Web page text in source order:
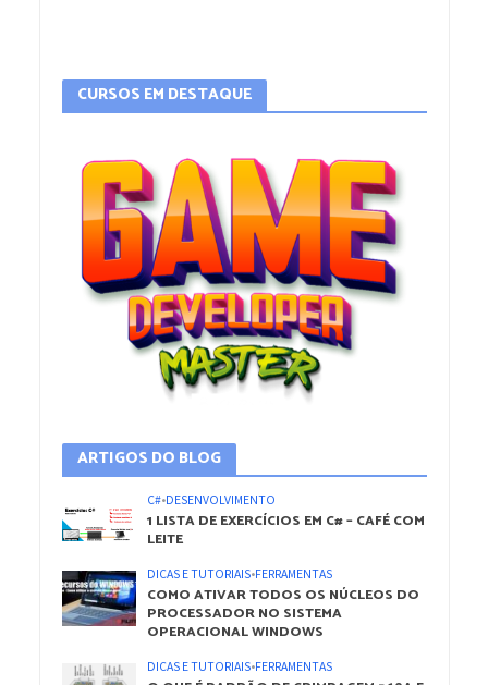
CURSOS EM DESTAQUE
ARTIGOS DO BLOG
C#•DESENVOLVIMENTO
1 LISTA DE EXERCÍCIOS EM C# – CAFÉ COM
LEITE
DICAS E TUTORIAIS•FERRAMENTAS
COMO ATIVAR TODOS OS NÚCLEOS DO
PROCESSADOR NO SISTEMA
OPERACIONAL WINDOWS
DICAS E TUTORIAIS•FERRAMENTAS